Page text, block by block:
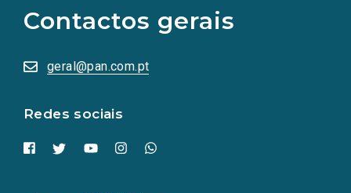
Contactos gerais
geral@pan.com.pt
Redes sociais
redes
sociais
numa
nova